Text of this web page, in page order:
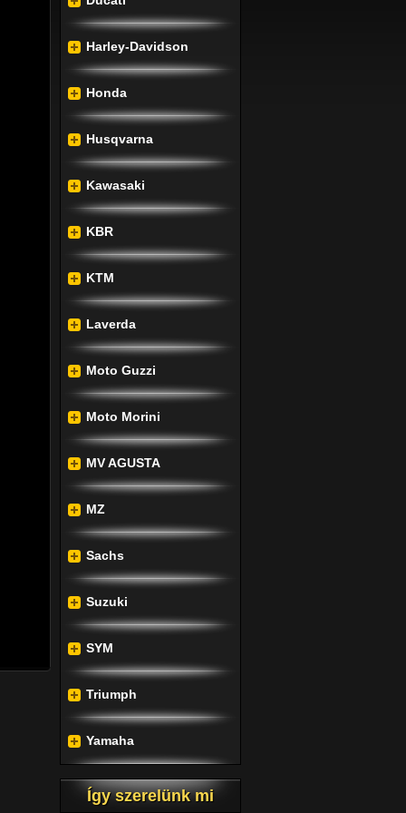
Harley-Davidson
Honda
Husqvarna
Kawasaki
KBR
KTM
Laverda
Moto Guzzi
Moto Morini
MV AGUSTA
MZ
Sachs
Suzuki
SYM
Triumph
Yamaha
Így szerelünk mi